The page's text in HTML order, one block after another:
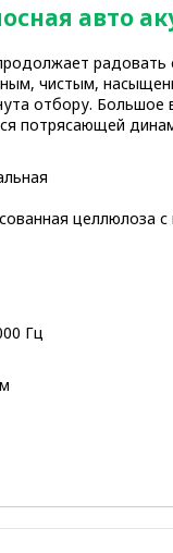
авто
радовать
чистым,
отбору.
потрясающей
целлюлоза
Гц